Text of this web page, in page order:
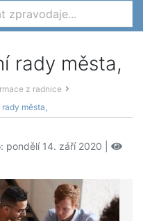
rady města,
z radnice
města,
pondělí 14. září 2020 |